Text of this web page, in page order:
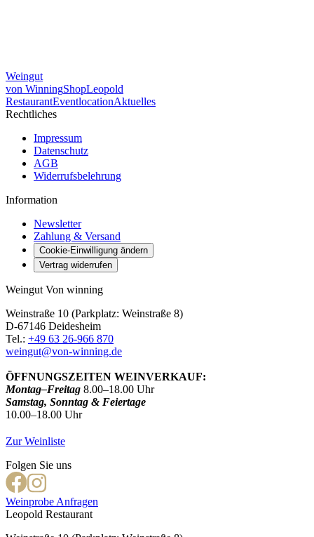
Weingut
von WinningShopLeopold
RestaurantEventlocationAktuelles
Rechtliches
Impressum
Datenschutz
AGB
Widerrufsbelehrung
Information
Newsletter
Zahlung & Versand
Cookie-Einwilligung ändern
Vertrag widerrufen
Weingut Von winning
Weinstraße 10 (Parkplatz: Weinstraße 8)
D-67146 Deidesheim
Tel.: +49 63 26-966 870
weingut@von-winning.de
ÖFFNUNGSZEITEN WEINVERKAUF:
Montag–Freitag 8.00–18.00 Uhr
Samstag, Sonntag & Feiertage
10.00–18.00 Uhr
Zur Weinliste
Folgen Sie uns
Weinprobe Anfragen
Leopold Restaurant